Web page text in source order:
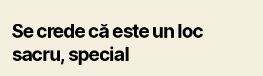
Se crede că este un loc
sacru, special